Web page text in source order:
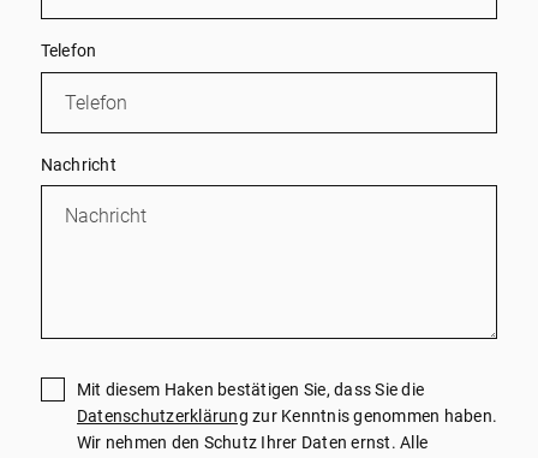
Telefon
Nachricht
Mit diesem Haken bestätigen Sie, dass Sie die
Datenschutzerklärung zur Kenntnis genommen haben.
Wir nehmen den Schutz Ihrer Daten ernst. Alle